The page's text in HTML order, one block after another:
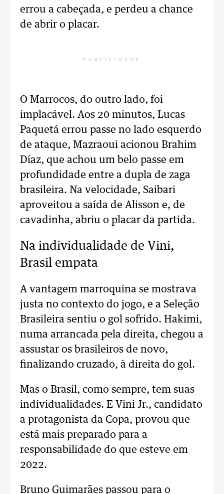
errou a cabeçada, e perdeu a chance
de abrir o placar.
PUBLICIDADE
O Marrocos, do outro lado, foi
implacável. Aos 20 minutos, Lucas
Paquetá errou passe no lado esquerdo
de ataque, Mazraoui acionou Brahim
Díaz, que achou um belo passe em
profundidade entre a dupla de zaga
brasileira. Na velocidade, Saibari
aproveitou a saída de Alisson e, de
cavadinha, abriu o placar da partida.
Na individualidade de Vini,
Brasil empata
A vantagem marroquina se mostrava
justa no contexto do jogo, e a Seleção
Brasileira sentiu o gol sofrido. Hakimi,
numa arrancada pela direita, chegou a
assustar os brasileiros de novo,
finalizando cruzado, à direita do gol.
Mas o Brasil, como sempre, tem suas
individualidades. E Vini Jr., candidato
a protagonista da Copa, provou que
está mais preparado para a
responsabilidade do que esteve em
2022.
Bruno Guimarães passou para o